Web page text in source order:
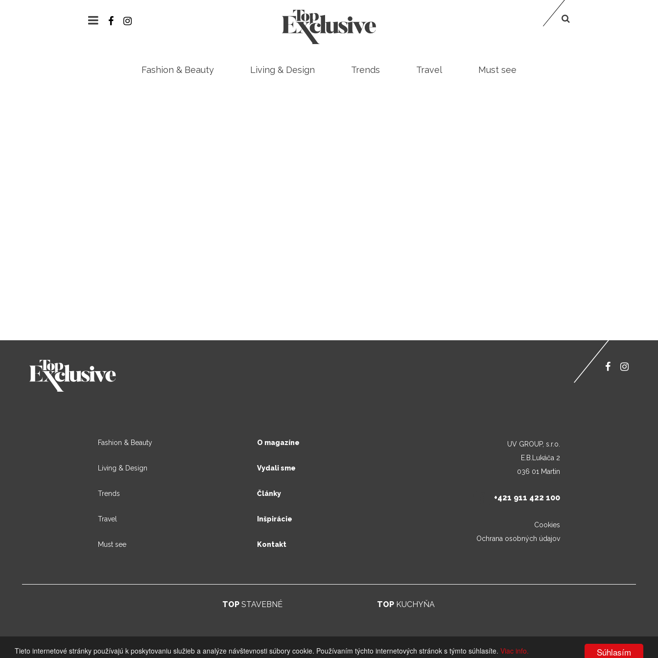
Súhlasím
Tieto internetové stránky používajú k poskytovaniu služieb a analýze návštevnosti súbory cookie. Používaním týchto internetových stránok s týmto súhlasíte. Viac info.
Fashion & Beauty Living & Design Trends Travel Must see
Fashion & Beauty
Living & Design
Trends
Travel
Must see
O magazíne
Vydali sme
Články
Inšpirácie
Kontakt
UV GROUP, s.r.o.
E.B.Lukáča 2
036 01 Martin
+421 911 422 100
Cookies
Ochrana osobných údajov
TOPSTAVEBNÉ TOPKUCHYŇA